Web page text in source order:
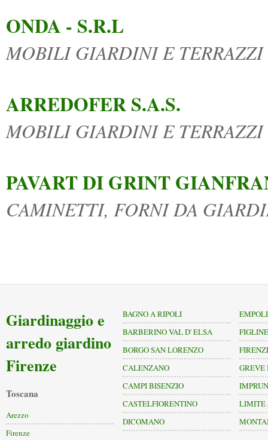
ONDA - S.R.L
MOBILI GIARDINI E
ARREDOFER S.A.S.
MOBILI GIARDINI E
PAVART DI GRINT
CAMINETTI, FORNI DA
Giardinaggio e
arredo giardino
Firenze
Toscana
Arezzo
Firenze
BAGNO A RIPOLI
BARBERINO VAL D' ELSA
BORGO SAN LORENZO
CALENZANO
CAMPI BISENZIO
CASTELFIORENTINO
DICOMANO
EMPOLI
GREVE
LIMITE